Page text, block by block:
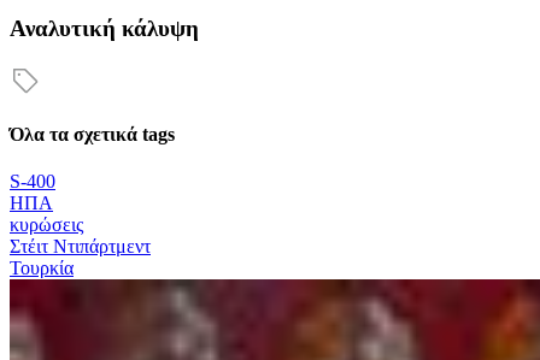
Αναλυτική κάλυψη
Όλα τα σχετικά tags
S-400
ΗΠΑ
κυρώσεις
Στέιτ Ντιπάρτμεντ
Τουρκία